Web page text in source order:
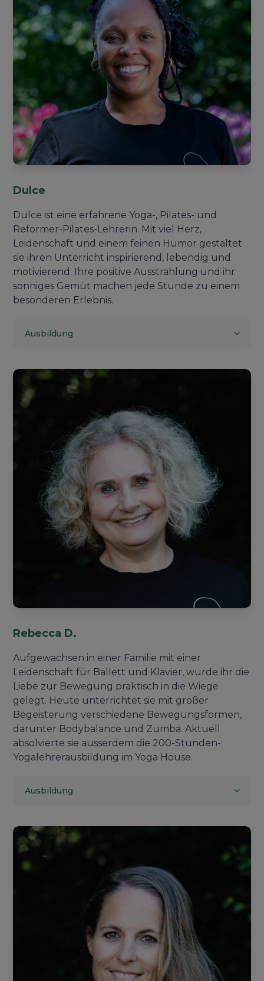
Dulce
Dulce ist eine erfahrene Yoga-, Pilates- und
Reformer-Pilates-Lehrerin. Mit viel Herz,
Leidenschaft und einem feinen Humor gestaltet
sie ihren Unterricht inspirierend, lebendig und
motivierend. Ihre positive Ausstrahlung und ihr
sonniges Gemüt machen jede Stunde zu einem
besonderen Erlebnis.
Ausbildung
Rebecca D.
Aufgewachsen in einer Familie mit einer
Leidenschaft für Ballett und Klavier, wurde ihr die
Liebe zur Bewegung praktisch in die Wiege
gelegt. Heute unterrichtet sie mit großer
Begeisterung verschiedene Bewegungsformen,
darunter Bodybalance und Zumba. Aktuell
absolvierte sie ausserdem die 200-Stunden-
Yogalehrerausbildung im Yoga House.
Ausbildung